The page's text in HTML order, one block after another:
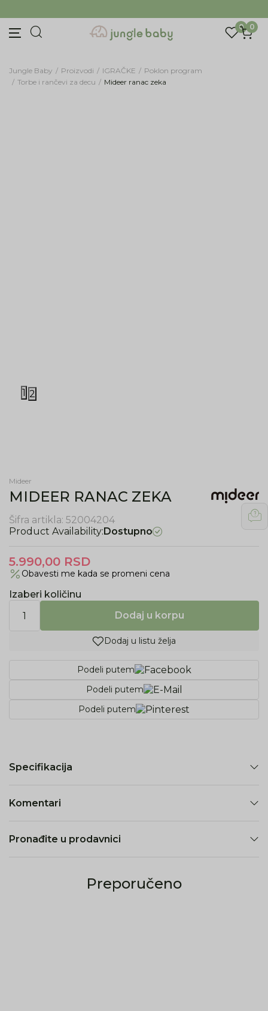
0 0
Jungle Baby Proizvodi IGRAČKE
Poklon program
Torbe i rančevi za decu
Mideer ranac zeka
1 2
Mideer
MIDEER RANAC ZEKA
Šifra artikla: 52004204
Product Availability:Dostupno
5.990,00 RSD
Obavesti me kada se promeni cena
Izaberi količinu
Dodaj u korpu
Dodaj u listu želja
Podeli putem
Podeli putem
Podeli putem
Specifikacija
Komentari
Pronađite u prodavnici
Preporučeno
koji će saznati za naše najnovije proizvode i
posebne ponude.